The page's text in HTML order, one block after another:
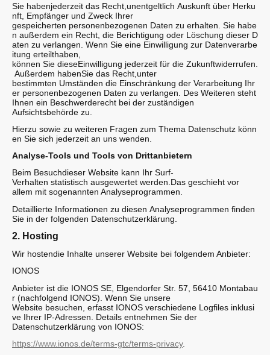
Sie habenjederzeit das Recht,unentgeltlich Auskunft über Herku
nft, Empfänger und Zweck Ihrer
gespeicherten personenbezogenen Daten zu erhalten. Sie habe
n außerdem ein Recht, die Berichtigung oder Löschung dieser D
aten zu verlangen. Wenn Sie eine Einwilligung zur Datenverarbe
itung erteilthaben,
können Sie dieseEinwilligung jederzeit für die Zukunftwiderrufen.
Außerdem habenSie das Recht,unter
bestimmten Umständen die Einschränkung der Verarbeitung Ihr
er personenbezogenen Daten zu verlangen. Des Weiteren steht
Ihnen ein Beschwerderecht bei der zuständigen
Aufsichtsbehörde zu.
Hierzu sowie zu weiteren Fragen zum Thema Datenschutz könn
en Sie sich jederzeit an uns wenden.
Analyse-Tools und Tools von Drittanbietern
Beim Besuchdieser Website kann Ihr Surf-
Verhalten statistisch ausgewertet werden.Das geschieht vor
allem mit sogenannten Analyseprogrammen.
Detaillierte Informationen zu diesen Analyseprogrammen finden
Sie in der folgenden Datenschutzerklärung.
2. Hosting
Wir hostendie Inhalte unserer Website bei folgendem Anbieter:
IONOS
Anbieter ist die IONOS SE, Elgendorfer Str. 57, 56410 Montabau
r (nachfolgend IONOS). Wenn Sie unsere
Website besuchen, erfasst IONOS verschiedene Logfiles inklusi
ve Ihrer IP-Adressen. Details entnehmen Sie der
Datenschutzerklärung von IONOS:
https://www.ionos.de/terms-gtc/terms-privacy.